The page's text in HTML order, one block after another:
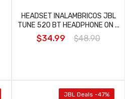
HEADSET INALAMBRICOS JBL
TUNE 520 BT HEADPHONE ON ...
$34.99 $48.90
JBL Deals -47%